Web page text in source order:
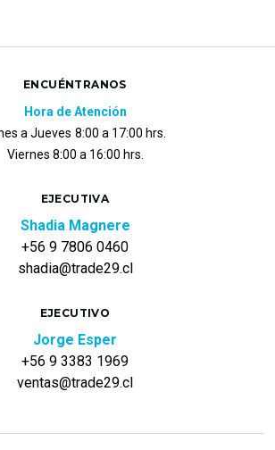
ENCUÉNTRANOS
Hora de Atención
a Jueves 8:00 a 17:00 hrs.
Viernes 8:00 a 16:00 hrs.
EJECUTIVA
Shadia Magnere
+56 9 7806 0460
shadia@trade29.cl
EJECUTIVO
Jorge Esper
+56 9 3383 1969
ventas@trade29.cl